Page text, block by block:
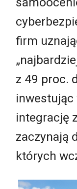
firm
z 49 proc.
integrację
zaczynają
których